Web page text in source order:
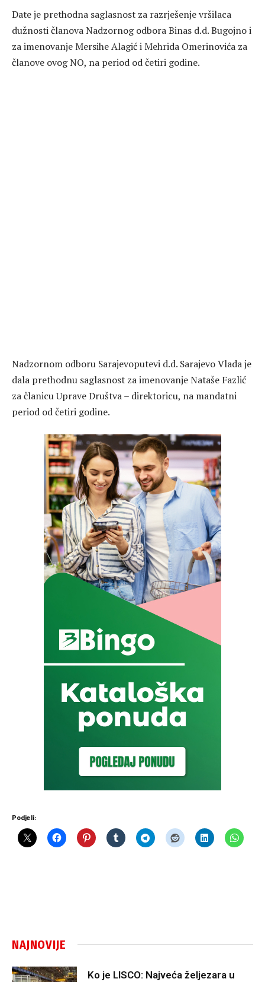
Date je prethodna saglasnost za razrješenje vršilaca
dužnosti članova Nadzornog odbora Binas d.d. Bugojno i
za imenovanje Mersihe Alagić i Mehrida Omerinovića za
članove ovog NO, na period od četiri godine.
Nadzornom odboru Sarajevoputevi d.d. Sarajevo Vlada je
dala prethodnu saglasnost za imenovanje Nataše Fazlić
za članicu Uprave Društva – direktoricu, na mandatni
period od četiri godine.
Podjeli:
NAJNOVIJE
Ko je LISCO: Najveća željezara u